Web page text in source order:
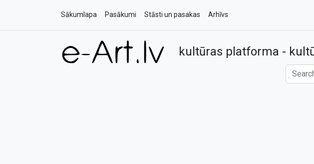
Sākumlapa Pasākumi Stāsti un pasakas Arhīvs
kultūras platforma -